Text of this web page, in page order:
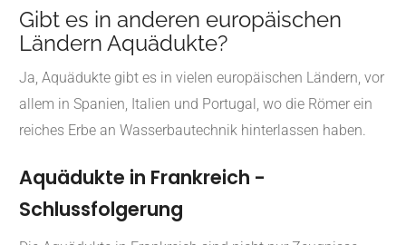
Gibt es in anderen europäischen
Ländern Aquädukte?
Ja, Aquädukte gibt es in vielen europäischen Ländern, vor
allem in Spanien, Italien und Portugal, wo die Römer ein
reiches Erbe an Wasserbautechnik hinterlassen haben.
Aquädukte in Frankreich -
Schlussfolgerung